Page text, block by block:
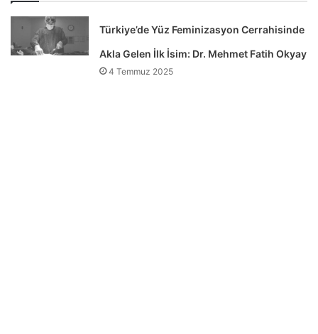
Türkiye’de Yüz Feminizasyon Cerrahisinde
Akla Gelen İlk İsim: Dr. Mehmet Fatih Okyay
4 Temmuz 2025